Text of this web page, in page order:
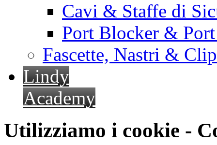
Cavi & Staffe di
Port Blocker &
Fascette, Nastri &
Lindy
Academy
Utilizziamo i cookie -